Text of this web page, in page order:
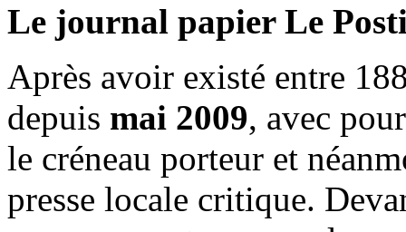
Le journal papier Le
Après avoir existé entre
depuis mai 2009, avec
le créneau porteur et
presse locale critique.